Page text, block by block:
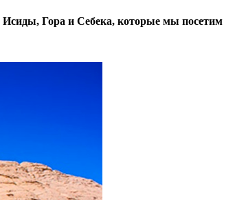
Исиды, Гора и Себека, которые мы посетим